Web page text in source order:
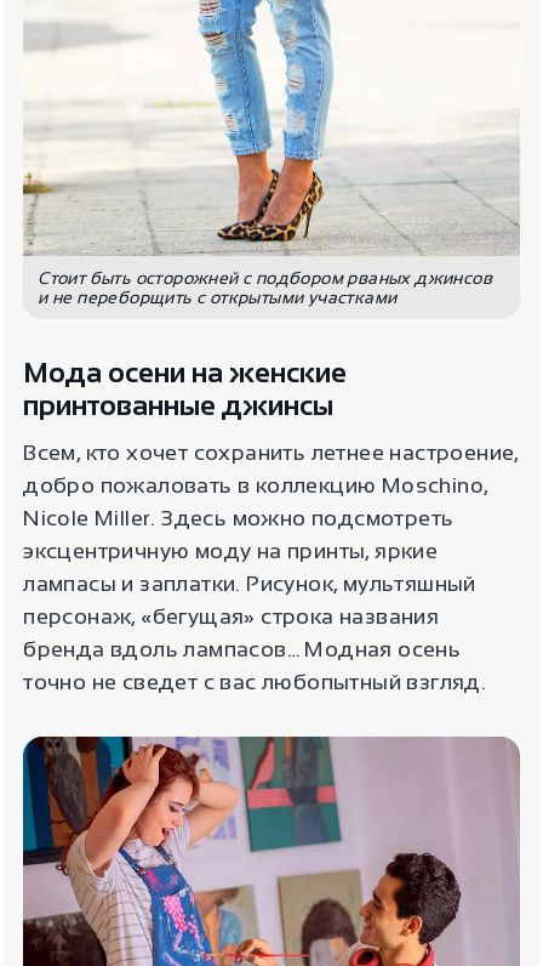
Стоит быть осторожней с подбором рваных джинсов
и не переборщить с открытыми участками
Мода осени на женские
принтованные джинсы
Всем, кто хочет сохранить летнее настроение,
добро пожаловать в коллекцию Moschino,
Nicole Miller. Здесь можно подсмотреть
эксцентричную моду на принты, яркие
лампасы и заплатки. Рисунок, мультяшный
персонаж, «бегущая» строка названия
бренда вдоль лампасов… Модная осень
точно не сведет с вас любопытный взгляд.